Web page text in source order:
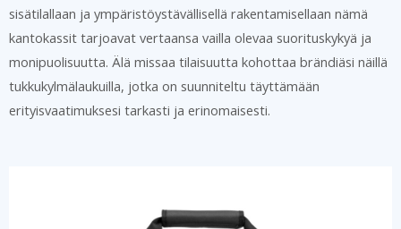
sisätilallaan ja ympäristöystävällisellä rakentamisellaan nämä
kantokassit tarjoavat vertaansa vailla olevaa suorituskykyä ja
monipuolisuutta. Älä missaa tilaisuutta kohottaa brändiäsi näillä
tukkukylmälaukuilla, jotka on suunniteltu täyttämään
erityisvaatimuksesi tarkasti ja erinomaisesti.